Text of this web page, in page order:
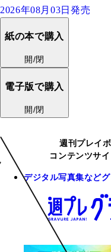
2026年08月03日発売
紙の本で購入
開/閉
電子版で購入
開/閉
週刊プレイ
コンテンツサ
デジタル写真集など